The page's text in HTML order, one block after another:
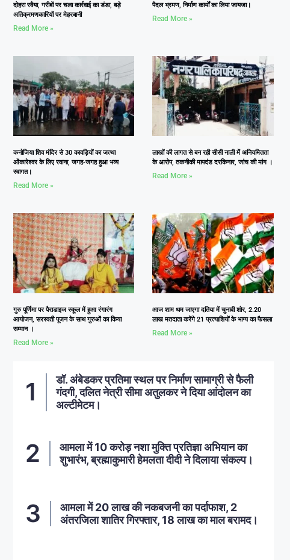
दोहरा रवैया, गरीबों पर चला कार्रवाई का डंडा, बड़े
अतिक्रमणकारियों पर मेहरबानी
Read More »
पैदल भ्रमण, निर्माण कार्यों का लिया जायजा।
Read More »
कनोजिया शिव मंदिर से 30 कावड़ियों का जत्था
ओंकारेश्वर के लिए रवाना, जगह-जगह हुआ भव्य
स्वागत।
Read More »
लाखों की लागत से बन रही सीसी नाली में अनियमितता
के आरोप, तकनीकी मापदंड दरकिनार, जांच की मांग ।
Read More »
गुरु पूर्णिमा पर पैराडाइज स्कूल में हुआ रंगारंग
आयोजन, सरस्वती पूजन के साथ गुरुओं का किया
सम्मान ।
Read More »
आज शाम थम जाएगा दतिया में चुनावी शोर, 2.20
लाख मतदाता करेंगे 21 प्रत्याशियों के भाग्य का फैसला
Read More »
डॉ. अंबेडकर प्रतिमा स्थल पर निर्माण सामाग्री से फैली
गंदगी, दलित नेत्री सीमा अतुलकर ने दिया आंदोलन का
अल्टीमेटम।
आमला में 10 करोड़ नशा मुक्ति प्रतिज्ञा अभियान का
शुभारंभ, ब्रह्माकुमारी हेमलता दीदी ने दिलाया संकल्प।
आमला में 20 लाख की नकबजनी का पर्दाफाश, 2
अंतरजिला शातिर गिरफ्तार, 18 लाख का माल बरामद।